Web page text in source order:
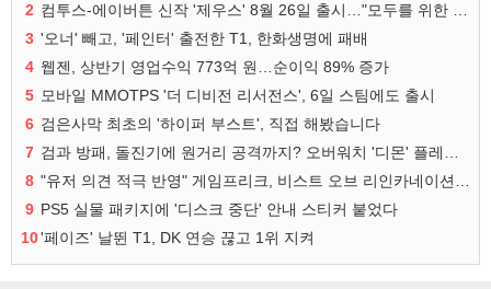
2
3 '오너' 빼고, '페인터' 출전한 T1, 한화생명에 패배
4 웹젠, 상반기 영업수익 773억 원…순이익 89% 증가
5 모바일 MMOTPS '더 디비전 리서전스', 6일 스팀에도 출시
6 검은사막 최초의 '하이퍼 부스트', 직접 해봤습니다
7
8
9 PS5 실물 패키지에 '디스크 중단' 안내 스티커 붙었다
10'페이즈' 날뛴 T1, DK 연승 끊고 1위 지켜